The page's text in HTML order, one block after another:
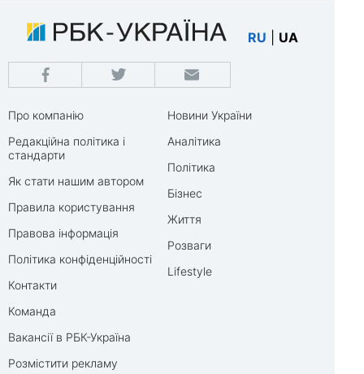
RU UA
Про компанію
Редакційна політика і
стандарти
Як стати нашим автором
Правила користування
Правова інформація
Політика конфіденційності
Контакти
Команда
Вакансії в РБК-Україна
Розмістити рекламу
Новини України
Аналітика
Політика
Бізнес
Життя
Розваги
Lifestyle